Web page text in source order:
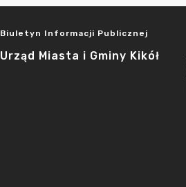
Biuletyn Informacji Publicznej
Urząd Miasta i Gminy Kikół